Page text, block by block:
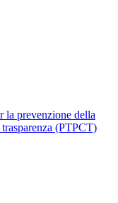
la prevenzione della
(PTPCT)